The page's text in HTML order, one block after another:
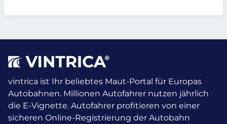
vintrica ist Ihr beliebtes Maut-Portal für Europas
Autobahnen. Millionen Autofahrer nutzen jährlich
die E-Vignette. Autofahrer profitieren von einer
sicheren Online-Registrierung der Autobahn